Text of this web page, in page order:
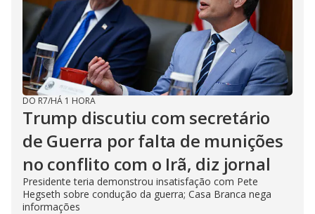
d
e
o
DO R7/HÁ 1 HORA
Trump discutiu com secretário
de Guerra por falta de munições
no conflito com o Irã, diz jornal
Presidente teria demonstrou insatisfação com Pete
Hegseth sobre condução da guerra; Casa Branca nega
informações